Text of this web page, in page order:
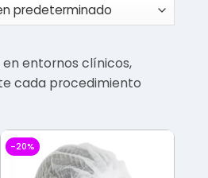
entornos clínicos,
cada procedimiento
-20%